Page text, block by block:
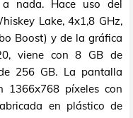
nada. Hace uso del
Lake, 4x1,8 GHz,
Boost) y de la gráfica
viene con 8 GB de
256 GB. La pantalla
1366x768 píxeles con
en plástico de